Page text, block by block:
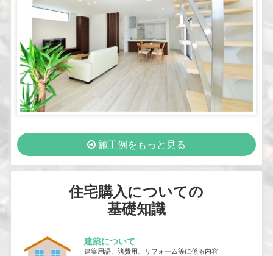
施工例をもっと見る
住宅購入についての
基礎知識
建築について
建築用語、諸費用、リフォーム等に係る内容